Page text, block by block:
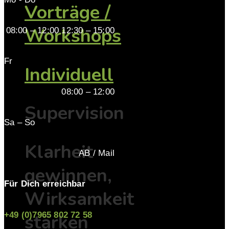
Vorträge /
Workshops
Individuell
Supervision
Klarheit
gewinnen,
Wirksamkeit
stärken
08:00 – 12:00 12:30 – 15:00
Fr
08:00 – 12:00
Sa – So
AB / Mail
Für Dich erreichbar
+49 (0)7965 802 72 58